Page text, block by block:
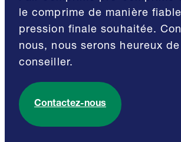
le comprime de manière
pression finale souhaitée.
nous, nous serons heureux
conseiller.
Contactez-nous